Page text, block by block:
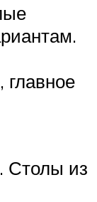
главное
Столы из